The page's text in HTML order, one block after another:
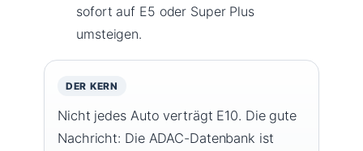
sofort auf E5 oder Super Plus
umsteigen.
DER KERN
Nicht jedes Auto verträgt E10. Die gute
Nachricht: Die ADAC-Datenbank ist